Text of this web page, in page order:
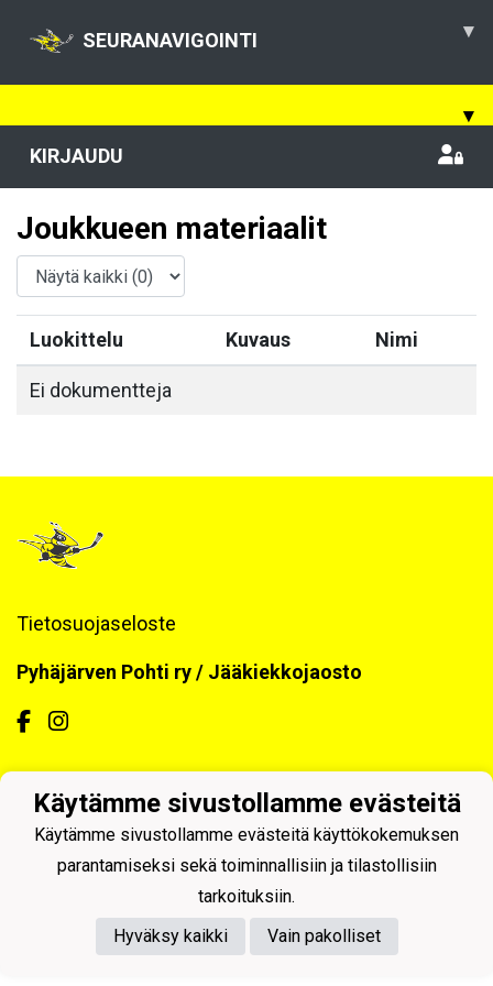
SEURANAVIGOINTI ▾
▾
KIRJAUDU
Joukkueen materiaalit
Luokittelu Kuvaus Nimi
Ei dokumentteja
Tietosuojaseloste
Pyhäjärven Pohti ry / Jääkiekkojaosto
Powered by
Käytämme sivustollamme evästeitä
Käytämme sivustollamme evästeitä käyttökokemuksen
parantamiseksi sekä toiminnallisiin ja tilastollisiin
tarkoituksiin.
Hyväksy kaikki
Vain pakolliset